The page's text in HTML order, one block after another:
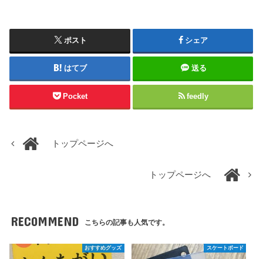
ポスト シェア
はてブ 送る
Pocket feedly
トップページへ
トップページへ
RECOMMEND こちらの記事も人気です。
おすすめグッズ スケートボード